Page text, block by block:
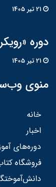
دوره
منوی
خانه
اخبار
دوره‌های
فروشگاه